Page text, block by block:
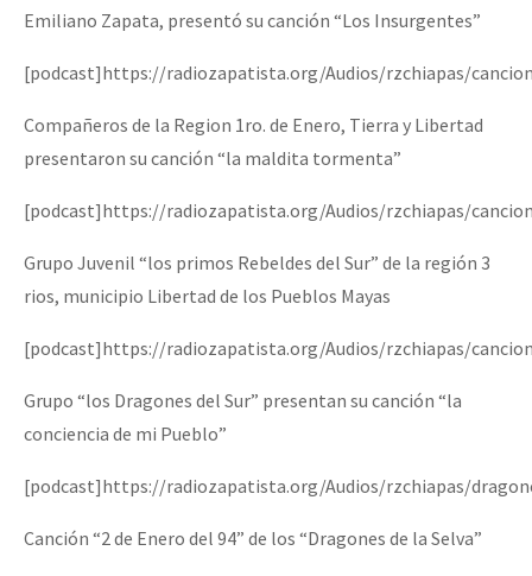
Emiliano Zapata, presentó su canción “Los Insurgentes”
[podcast]https://radiozapatista.org/Audios/rzchiapas/
Compañeros de la Region 1ro. de Enero, Tierra y Libertad
presentaron su canción “la maldita tormenta”
[podcast]https://radiozapatista.org/Audios/rzchiapas/
Grupo Juvenil “los primos Rebeldes del Sur” de la región 3
rios, municipio Libertad de los Pueblos Mayas
[podcast]https://radiozapatista.org/Audios/rzchiapas/
Grupo “los Dragones del Sur” presentan su canción “la
conciencia de mi Pueblo”
[podcast]https://radiozapatista.org/Audios/rzchiapas/
Canción “2 de Enero del 94” de los “Dragones de la Selva”